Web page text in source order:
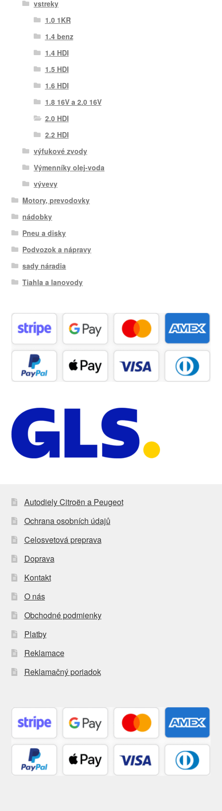
vstreky
1.0 1KR
1.4 benz
1.4 HDI
1.5 HDI
1.6 HDI
1.8 16V a 2.0 16V
2.0 HDI
2.2 HDI
výfukové zvody
Výmenníky olej-voda
vývevy
Motory, prevodovky
nádobky
Pneu a disky
Podvozok a nápravy
sady náradia
Tiahla a lanovody
Autodiely Citroën a Peugeot
Ochrana osobních údajů
Celosvetová preprava
Doprava
Kontakt
O nás
Obchodné podmienky
Platby
Reklamace
Reklamačný poriadok